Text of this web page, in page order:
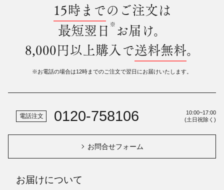
15時までのご注文は
最短翌日 ※ お届け。
8,000円以上購入で送料無料。
※お電話の場合は12時までのご注文で翌日にお届けいたします。
電話注文 0120-758106
10:00~17:00
(土日祝除く)
お問合せフォーム
お届けについて